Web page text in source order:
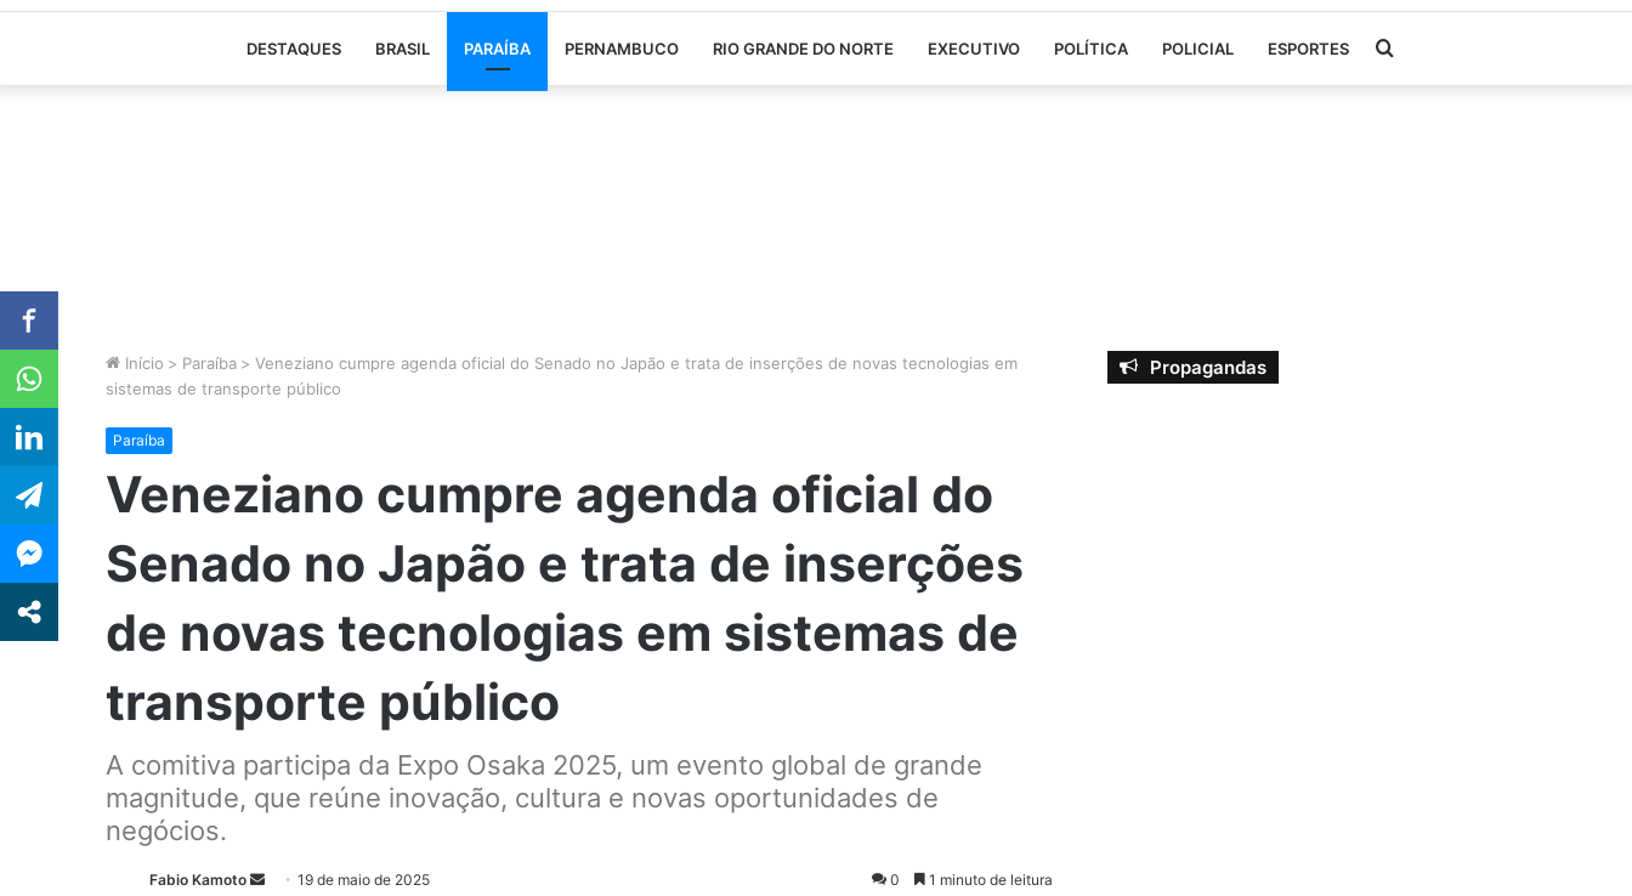
DESTAQUES BRASIL PARAÍBA PERNAMBUCO RIO GRANDE DO NORTE EXECUTIVO POLÍTICA POLICIAL ESPORTES Procurar
Início > Paraíba > Veneziano cumpre agenda oficial do Senado no Japão e trata de inserções de novas tecnologias em
sistemas de transporte público
Paraíba
Veneziano cumpre agenda oficial do
Senado no Japão e trata de inserções
de novas tecnologias em sistemas de
transporte público
A comitiva participa da Expo Osaka 2025, um evento global de grande
magnitude, que reúne inovação, cultura e novas oportunidades de
negócios.
Fabio Kamoto 19 de maio de 2025 0 1 minuto de leitura
Propagandas